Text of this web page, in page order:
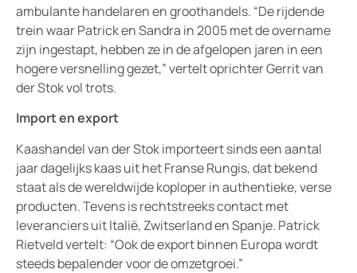
ambulante handelaren en groothandels. “De rijdende
trein waar Patrick en Sandra in 2005 met de overname
zijn ingestapt, hebben ze in de afgelopen jaren in een
hogere versnelling gezet,” vertelt oprichter Gerrit van
der Stok vol trots.
Import en export
Kaashandel van der Stok importeert sinds een aantal
jaar dagelijks kaas uit het Franse Rungis, dat bekend
staat als de wereldwijde koploper in authentieke, verse
producten. Tevens is rechtstreeks contact met
leveranciers uit Italië, Zwitserland en Spanje. Patrick
Rietveld vertelt: “Ook de export binnen Europa wordt
steeds bepalender voor de omzetgroei.”